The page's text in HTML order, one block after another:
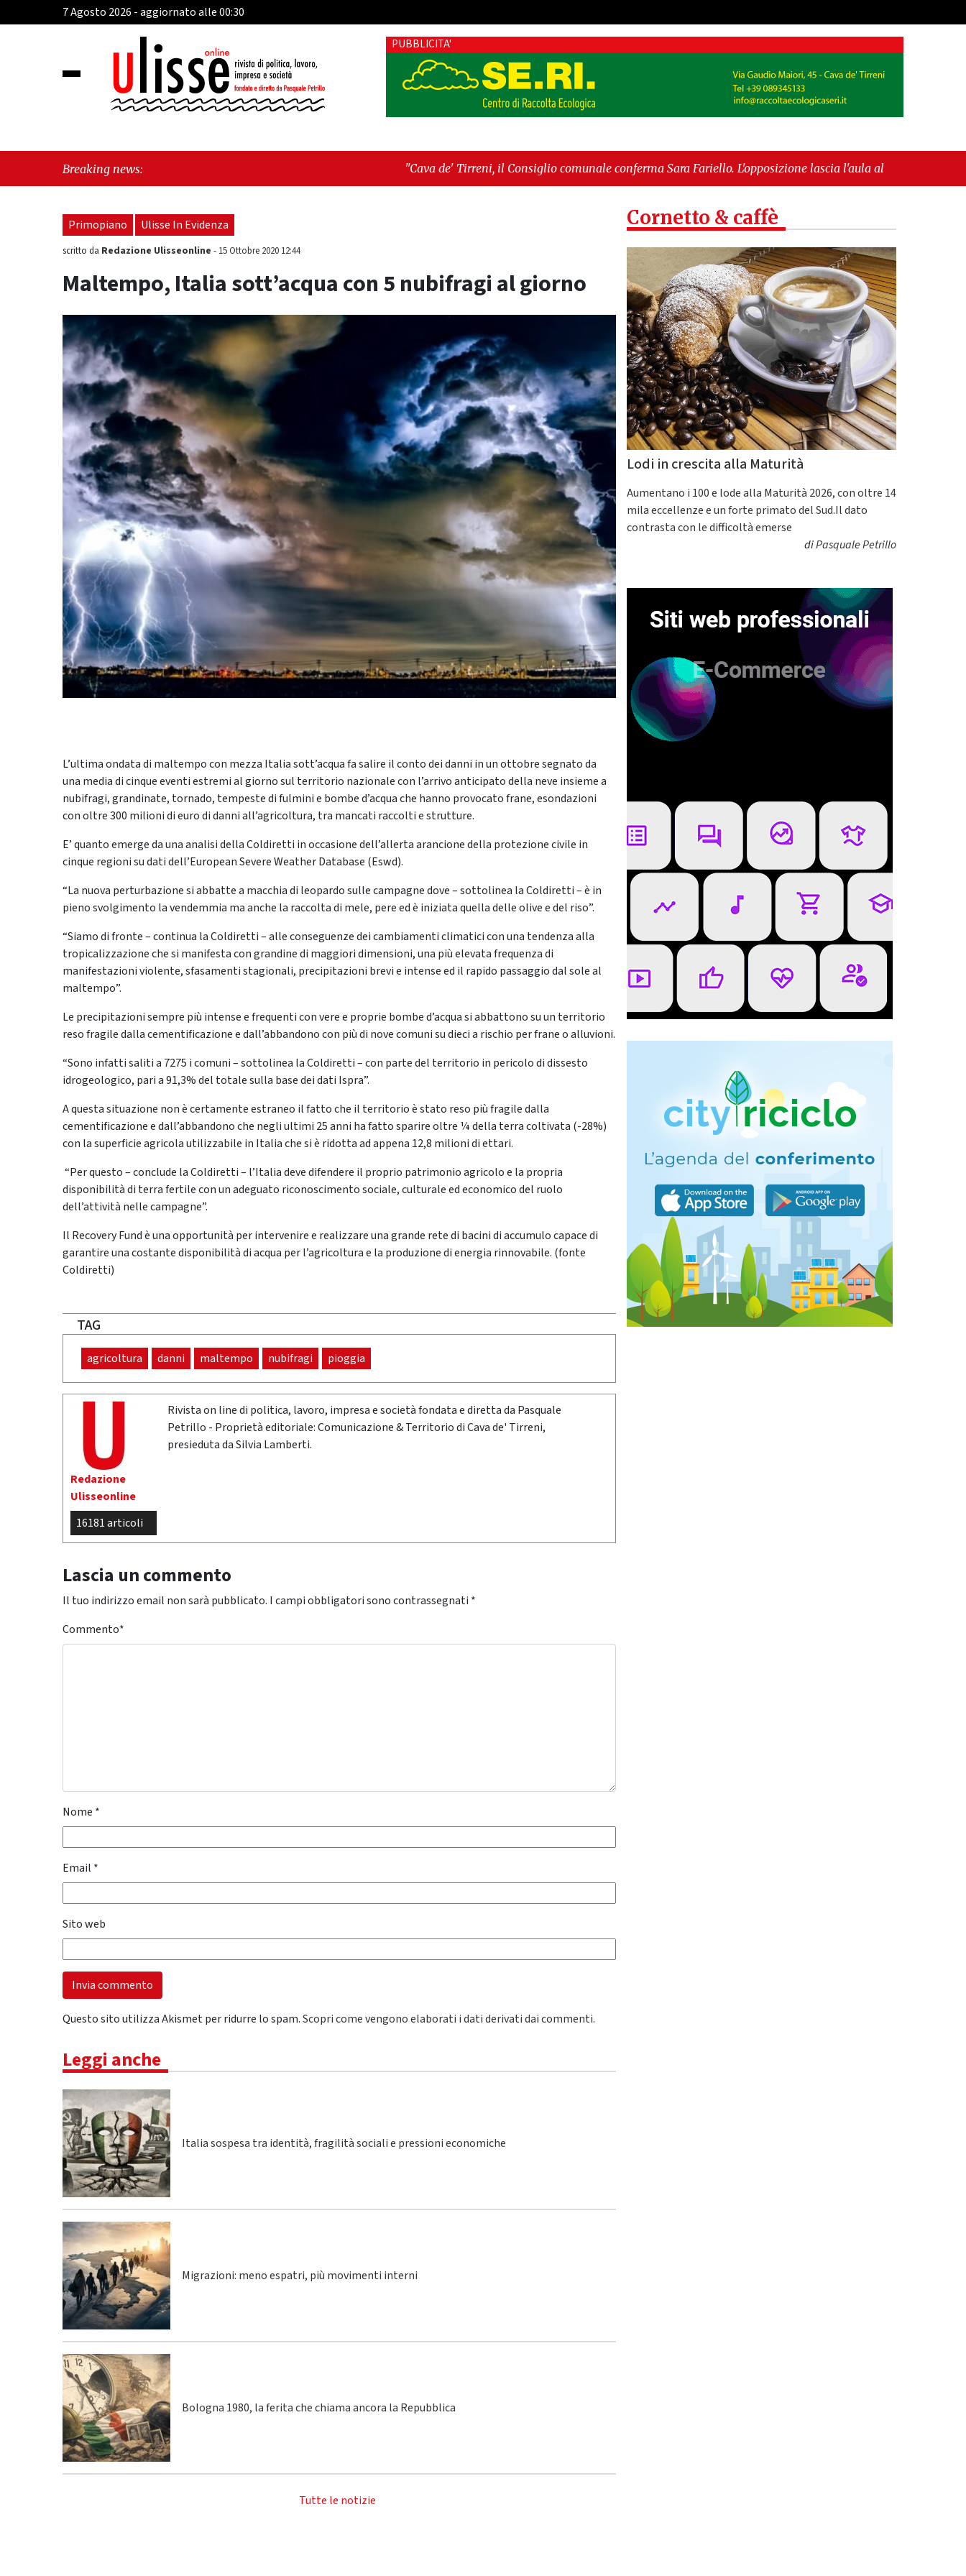
7 Agosto 2026 - aggiornato alle 00:30
PUBBLICITA'
Breaking news: "Cava de' Tirreni, il Consiglio comunale conferma Sara Fariello. L'opposizione lascia l'aula al momento del voto"
-
"Vietri sul Mare, giornata storica: la ceramica ammessa alla fase europea per l’IGP"
Primopiano Ulisse In Evidenza
scritto da Redazione Ulisseonline - 15 Ottobre 2020 12:44
Maltempo, Italia sott’acqua con 5 nubifragi al giorno
L’ultima ondata di maltempo con mezza Italia sott’acqua fa salire il conto dei danni in un ottobre segnato da
una media di cinque eventi estremi al giorno sul territorio nazionale con l’arrivo anticipato della neve insieme a
nubifragi, grandinate, tornado, tempeste di fulmini e bombe d’acqua che hanno provocato frane, esondazioni
con oltre 300 milioni di euro di danni all’agricoltura, tra mancati raccolti e strutture.
E’ quanto emerge da una analisi della Coldiretti in occasione dell’allerta arancione della protezione civile in
cinque regioni su dati dell’European Severe Weather Database (Eswd).
“La nuova perturbazione si abbatte a macchia di leopardo sulle campagne dove – sottolinea la Coldiretti – è in
pieno svolgimento la vendemmia ma anche la raccolta di mele, pere ed è iniziata quella delle olive e del riso”.
“Siamo di fronte – continua la Coldiretti – alle conseguenze dei cambiamenti climatici con una tendenza alla
tropicalizzazione che si manifesta con grandine di maggiori dimensioni, una più elevata frequenza di
manifestazioni violente, sfasamenti stagionali, precipitazioni brevi e intense ed il rapido passaggio dal sole al
maltempo”.
Le precipitazioni sempre più intense e frequenti con vere e proprie bombe d’acqua si abbattono su un territorio
reso fragile dalla cementificazione e dall’abbandono con più di nove comuni su dieci a rischio per frane o alluvioni.
“Sono infatti saliti a 7275 i comuni – sottolinea la Coldiretti – con parte del territorio in pericolo di dissesto
idrogeologico, pari a 91,3% del totale sulla base dei dati Ispra”.
A questa situazione non è certamente estraneo il fatto che il territorio è stato reso più fragile dalla
cementificazione e dall’abbandono che negli ultimi 25 anni ha fatto sparire oltre ¼ della terra coltivata (-28%)
con la superficie agricola utilizzabile in Italia che si è ridotta ad appena 12,8 milioni di ettari.
“Per questo – conclude la Coldiretti – l’Italia deve difendere il proprio patrimonio agricolo e la propria
disponibilità di terra fertile con un adeguato riconoscimento sociale, culturale ed economico del ruolo
dell’attività nelle campagne”.
Il Recovery Fund è una opportunità per intervenire e realizzare una grande rete di bacini di accumulo capace di
garantire una costante disponibilità di acqua per l’agricoltura e la produzione di energia rinnovabile. (fonte
Coldiretti)
TAG
agricoltura danni maltempo nubifragi pioggia
Redazione
Ulisseonline
16181 articoli
Rivista on line di politica, lavoro, impresa e società fondata e diretta da Pasquale
Petrillo - Proprietà editoriale: Comunicazione & Territorio di Cava de' Tirreni,
presieduta da Silvia Lamberti.
Lascia un commento
Il tuo indirizzo email non sarà pubblicato. I campi obbligatori sono contrassegnati *
Commento*
Nome *
Email *
Sito web
Questo sito utilizza Akismet per ridurre lo spam.Scopri come vengono elaborati i dati derivati dai commenti.
Leggi anche
Italia sospesa tra identità, fragilità sociali e pressioni economiche
Migrazioni: meno espatri, più movimenti interni
Bologna 1980, la ferita che chiama ancora la Repubblica
Tutte le notizie
Cornetto & caffè
Lodi in crescita alla Maturità
Aumentano i 100 e lode alla Maturità 2026, con oltre 14
mila eccellenze e un forte primato del Sud.Il dato
contrasta con le difficoltà emerse
diPasquale Petrillo